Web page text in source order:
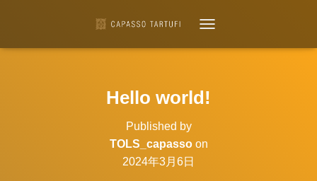
O
E
V
Hello world!
Published by
TOLS_capassoon
2024年3月6日